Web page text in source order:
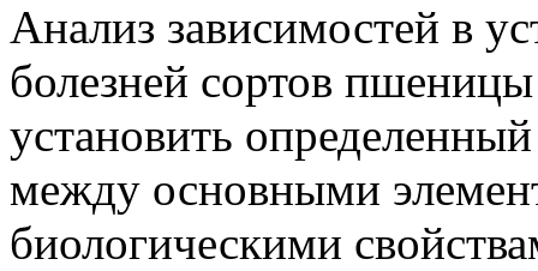
Анализ зависимостей в
болезней сортов
установить
между основными
биологическими